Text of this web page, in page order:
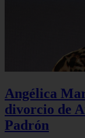
Angélica
divorcio de
Padrón